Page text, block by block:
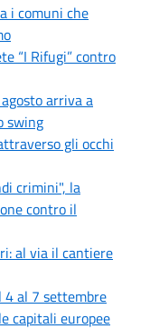
i comuni che
“I Rifugi” contro
arriva a
swing
gli occhi
crimini", la
contro il
al via il cantiere
4 al 7 settembre
capitali europee